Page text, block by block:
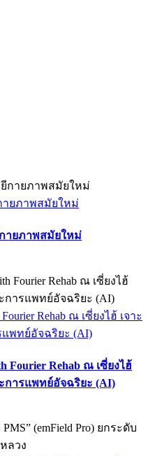
ายภาพสมัยใหม่
ายภาพสมัยใหม่
Rehab ณ เซี่ยงไฮ้ เจาะ
พทย์อัจฉริยะ (AI)
Fourier Rehab ณ เซี่ยงไฮ้
ารแพทย์อัจฉริยะ (AI)